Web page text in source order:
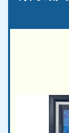
【対応路線】
【対応主要
赤羽駅／王
羽駅／赤羽
／西ヶ原駅